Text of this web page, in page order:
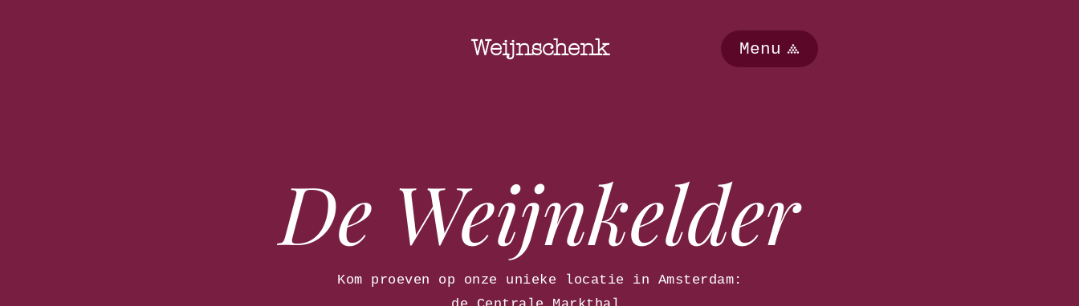
Weijnschenk Menu
De Weijnkelder
Kom proeven op onze unieke locatie in Amsterdam: